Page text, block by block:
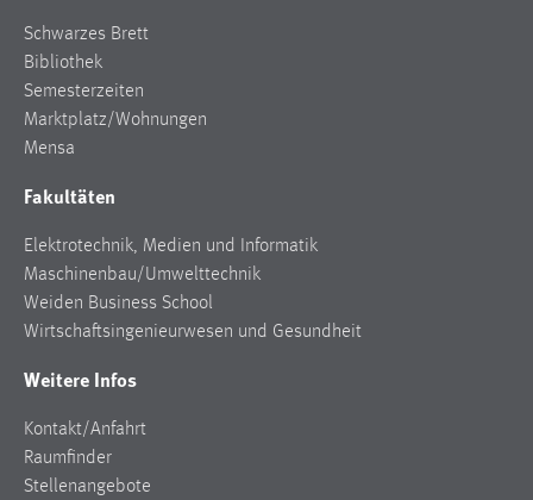
Schwarzes Brett
Bibliothek
Semesterzeiten
Marktplatz/Wohnungen
Mensa
Fakultäten
Elektrotechnik, Medien und Informatik
Maschinenbau/Umwelttechnik
Weiden Business School
Wirtschaftsingenieurwesen und Gesundheit
Weitere Infos
Kontakt/Anfahrt
Raumfinder
Stellenangebote
einloggen zu können.
Cookie Laufzeit:
24 Stunden
STATISTIK
Statistik Cookies erfassen Informationen anonym.
Diese Informationen helfen uns zu verstehen, wie
unsere Besucher unsere Website nutzen.
_pk_ref, _pk_cvar, _pk_id, _pk_ses
Zweck: